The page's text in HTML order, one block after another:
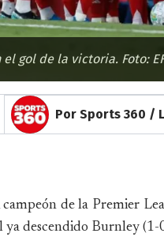
gol de la victoria. Foto:
Por Sports 360 /
de la Premier
descendido Burnley (1-